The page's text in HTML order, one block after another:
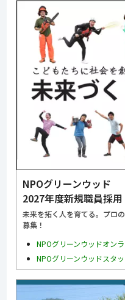
NPOグリーンウッド
2027年度新規職員採用
未来を拓く人を育てる。プロ
募集！
NPOグリーンウッドオン
NPOグリーンウッドスタ